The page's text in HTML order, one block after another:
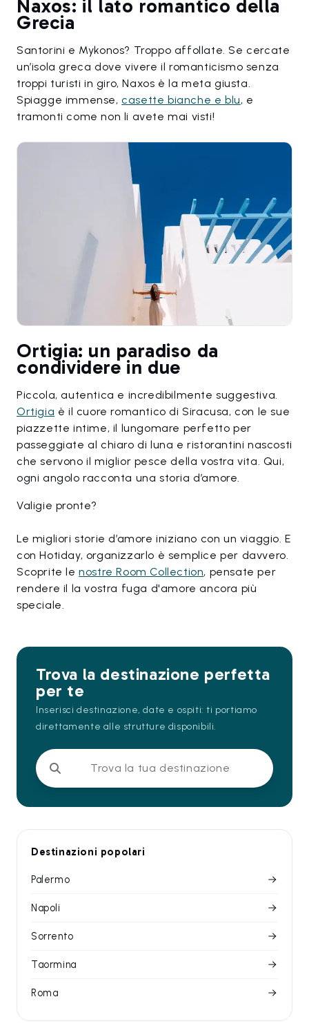
Naxos: il lato romantico della
Grecia
Santorini e Mykonos? Troppo affollate. Se cercate
un’isola greca dove vivere il romanticismo senza
troppi turisti in giro, Naxos è la meta giusta.
Spiagge immense,casette bianche e blu, e
tramonti come non li avete mai visti!
Ortigia: un paradiso da
condividere in due
Piccola, autentica e incredibilmente suggestiva.
Ortigia è il cuore romantico di Siracusa, con le sue
piazzette intime, il lungomare perfetto per
passeggiate al chiaro di luna e ristorantini nascosti
che servono il miglior pesce della vostra vita. Qui,
ogni angolo racconta una storia d’amore.
Valigie pronte?
Le migliori storie d’amore iniziano con un viaggio. E
con Hotiday, organizzarlo è semplice per davvero.
Scoprite lenostre Room Collection, pensate per
rendere il la vostra fuga d'amore ancora più
speciale.
Trova la destinazione perfetta
per te
Inserisci destinazione, date e ospiti: ti portiamo
direttamente alle strutture disponibili.
Trova la tua destinazione
Destinazioni popolari
Palermo
Napoli
Sorrento
Taormina
Roma